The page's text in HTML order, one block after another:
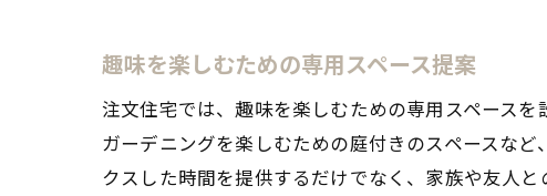
今後
趣味を楽しむための専用スペース提案
注文住宅では、趣味を楽しむための専用スペース
ガーデニングを楽しむための庭付きのスペースな
クスした時間を提供するだけでなく、家族や友人